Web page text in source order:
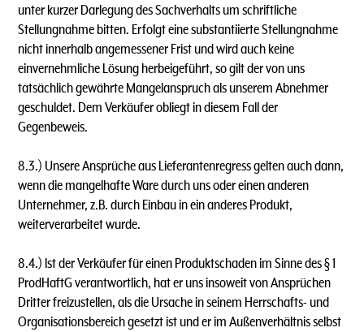
unter kurzer Darlegung des Sachverhalts um schriftliche
Stellungnahme bitten. Erfolgt eine substantiierte Stellungnahme
nicht innerhalb angemessener Frist und wird auch keine
einvernehmliche Lösung herbeigeführt, so gilt der von uns
tatsächlich gewährte Mangelanspruch als unserem Abnehmer
geschuldet. Dem Verkäufer obliegt in diesem Fall der
Gegenbeweis.
8.3.) Unsere Ansprüche aus Lieferantenregress gelten auch dann,
wenn die mangelhafte Ware durch uns oder einen anderen
Unternehmer, z.B. durch Einbau in ein anderes Produkt,
weiterverarbeitet wurde.
8.4.) lst der Verkäufer für einen Produktschaden im Sinne des § 1
ProdHaftG verantwortlich, hat er uns insoweit von Ansprüchen
Dritter freizustellen, als die Ursache in seinem Herrschafts- und
Organisationsbereich gesetzt ist und er im Außenverhältnis selbst